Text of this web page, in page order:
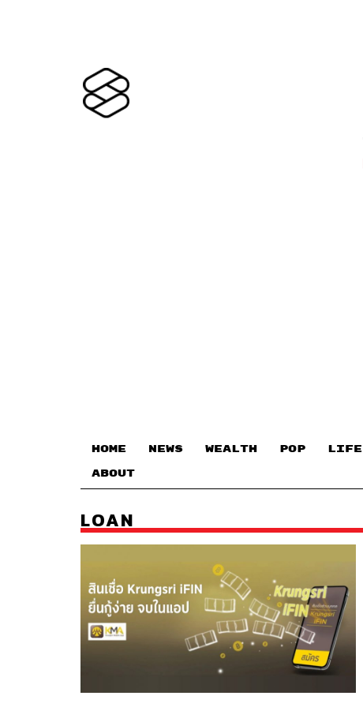
HOME NEWS WEALTH POP LIFE
ABOUT
LOAN